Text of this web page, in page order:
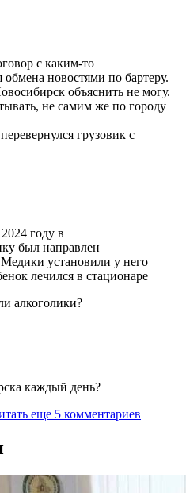
с каким-то
новостями по бартеру.
объяснить не могу.
не самим же по городу
грузовик с
году в
был направлен
установили у него
лечился в стационаре
алкоголики?
каждый день?
еще 5 комментариев